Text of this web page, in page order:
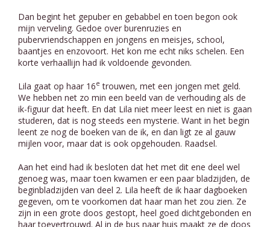
Dan begint het gepuber en gebabbel en toen begon ook
mijn verveling. Gedoe over burenruzies en
pubervriendschappen en jongens en meisjes, school,
baantjes en enzovoort. Het kon me echt niks schelen. Een
korte verhaallijn had ik voldoende gevonden.
Lila gaat op haar 16e trouwen, met een jongen met geld.
We hebben net zo min een beeld van de verhouding als de
ik-figuur dat heeft. En dat Lila niet meer leest en niet is gaan
studeren, dat is nog steeds een mysterie. Want in het begin
leent ze nog de boeken van de ik, en dan ligt ze al gauw
mijlen voor, maar dat is ook opgehouden. Raadsel.
Aan het eind had ik besloten dat het met dit ene deel wel
genoeg was, maar toen kwamen er een paar bladzijden, de
beginbladzijden van deel 2. Lila heeft de ik haar dagboeken
gegeven, om te voorkomen dat haar man het zou zien. Ze
zijn in een grote doos gestopt, heel goed dichtgebonden en
haar toevertrouwd. Al in de bus naar huis maakt ze de doos